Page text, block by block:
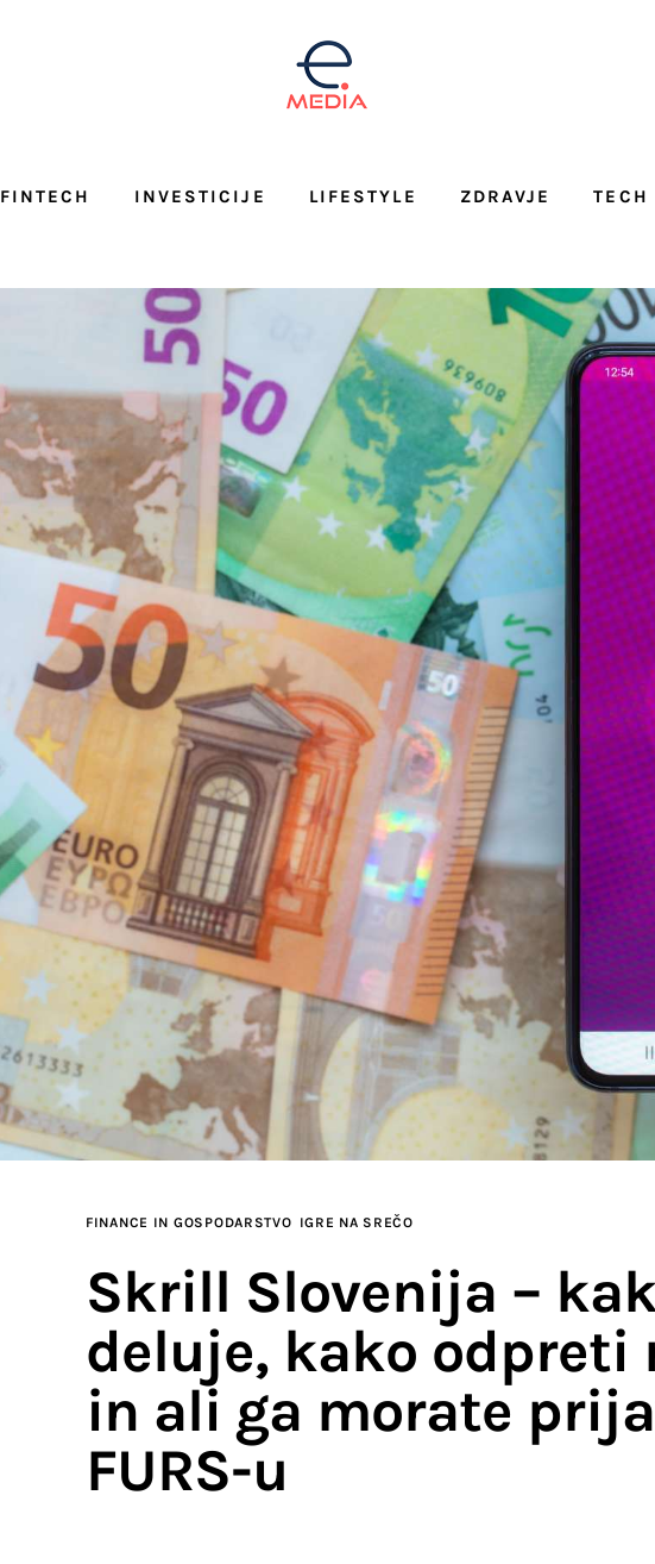
FINTECH INVESTICIJE LIFESTYLE ZDRAVJE TECH
FINANCE IN GOSPODARSTVO IGRE NA SREČO
Skrill Slovenija –
deluje, kako odpreti
in ali ga morate
FURS-u